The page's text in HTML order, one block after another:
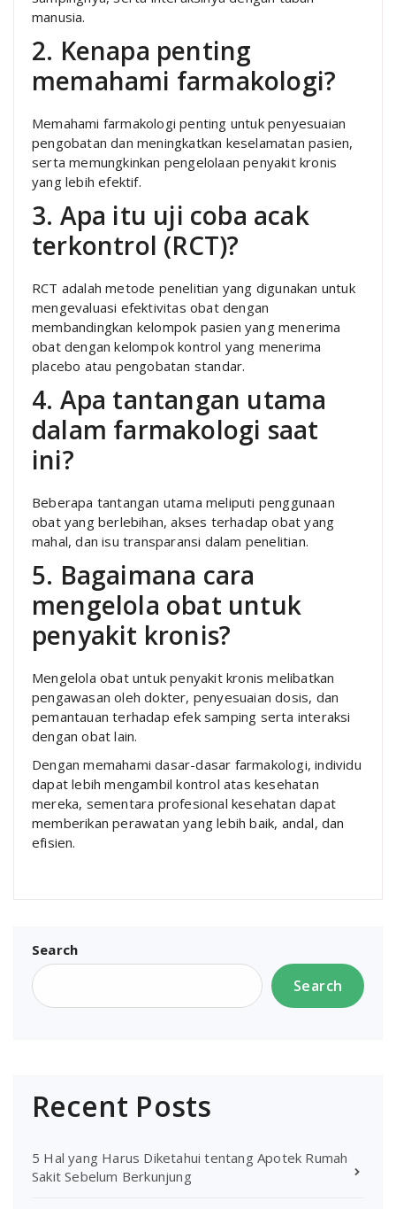
manusia.
2. Kenapa penting
memahami farmakologi?
Memahami farmakologi penting untuk penyesuaian
pengobatan dan meningkatkan keselamatan pasien,
serta memungkinkan pengelolaan penyakit kronis
yang lebih efektif.
3. Apa itu uji coba acak
terkontrol (RCT)?
RCT adalah metode penelitian yang digunakan untuk
mengevaluasi efektivitas obat dengan
membandingkan kelompok pasien yang menerima
obat dengan kelompok kontrol yang menerima
placebo atau pengobatan standar.
4. Apa tantangan utama
dalam farmakologi saat
ini?
Beberapa tantangan utama meliputi penggunaan
obat yang berlebihan, akses terhadap obat yang
mahal, dan isu transparansi dalam penelitian.
5. Bagaimana cara
mengelola obat untuk
penyakit kronis?
Mengelola obat untuk penyakit kronis melibatkan
pengawasan oleh dokter, penyesuaian dosis, dan
pemantauan terhadap efek samping serta interaksi
dengan obat lain.
Dengan memahami dasar-dasar farmakologi, individu
dapat lebih mengambil kontrol atas kesehatan
mereka, sementara profesional kesehatan dapat
memberikan perawatan yang lebih baik, andal, dan
efisien.
Search
Search
Recent Posts
5 Hal yang Harus Diketahui tentang Apotek Rumah
Sakit Sebelum Berkunjung